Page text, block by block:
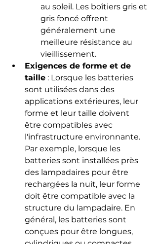
au soleil. Les boîtiers gris et
gris foncé offrent
généralement une
meilleure résistance au
vieillissement.
Exigences de forme et de
taille : Lorsque les batteries
sont utilisées dans des
applications extérieures, leur
forme et leur taille doivent
être compatibles avec
l'infrastructure environnante.
Par exemple, lorsque les
batteries sont installées près
des lampadaires pour être
rechargées la nuit, leur forme
doit être compatible avec la
structure du lampadaire. En
général, les batteries sont
conçues pour être longues,